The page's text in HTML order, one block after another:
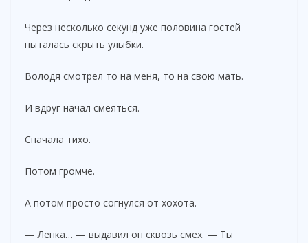
Через несколько секунд уже половина гостей
пыталась скрыть улыбки.
Володя смотрел то на меня, то на свою мать.
И вдруг начал смеяться.
Сначала тихо.
Потом громче.
А потом просто согнулся от хохота.
— Ленка… — выдавил он сквозь смех. — Ты